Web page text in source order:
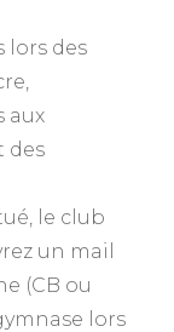
lors des
aux
des
le club
un mail
(CB ou
lors